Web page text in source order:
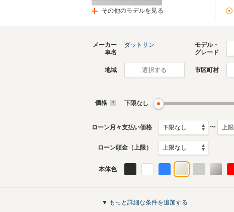
その他のモデルを見る
生産モデル
ダットサンのカタログを見る
メーカー
車名
ダットサン
モデル・
グレード
地域 選択する 市区町村
価格 下限なし
ローン月々支払い価格 〜
ローン頭金（上限）
本体色
▼ もっと詳細な条件を追加する